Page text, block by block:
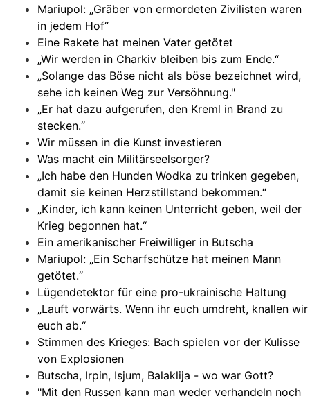
Mariupol: „Gräber von ermordeten Zivilisten waren
in jedem Hof“
Eine Rakete hat meinen Vater getötet
„Wir werden in Charkiv bleiben bis zum Ende.“
„Solange das Böse nicht als böse bezeichnet wird,
sehe ich keinen Weg zur Versöhnung."
„Er hat dazu aufgerufen, den Kreml in Brand zu
stecken.“
Wir müssen in die Kunst investieren
Was macht ein Militärseelsorger?
„Ich habe den Hunden Wodka zu trinken gegeben,
damit sie keinen Herzstillstand bekommen.“
„Kinder, ich kann keinen Unterricht geben, weil der
Krieg begonnen hat.“
Ein amerikanischer Freiwilliger in Butscha
Mariupol: „Ein Scharfschütze hat meinen Mann
getötet.“
Lügendetektor für eine pro-ukrainische Haltung
„Lauft vorwärts. Wenn ihr euch umdreht, knallen wir
euch ab.“
Stimmen des Krieges: Bach spielen vor der Kulisse
von Explosionen
Butscha, Irpin, Isjum, Balaklija - wo war Gott?
"Mit den Russen kann man weder verhandeln noch